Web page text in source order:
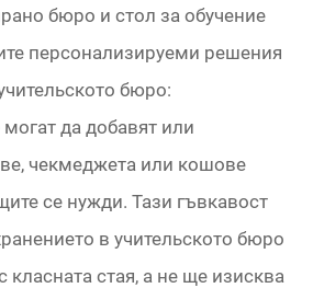
бюро и стол за обучение
персонализируеми решения
бюро:
да добавят или
чекмеджета или кошове
се нужди. Тази гъвкавост
в учительското бюро
класната стая, а не ще изисква